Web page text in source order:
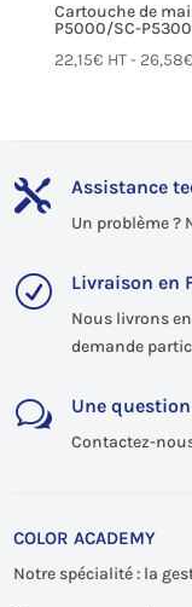
Cartouche de
P5000/SC-P5300
22,15€ HT - 26,58€
 Assistance
Un problème ?
R Livraison en
Nous livrons
demande
w Une
Contactez-
COLOR ACADEMY
Notre spécialité : la